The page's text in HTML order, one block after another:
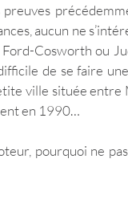
aucun ne
Cosworth ou
de se faire
ville située entre
en 1990…
pourquoi ne